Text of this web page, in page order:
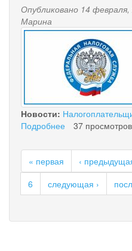
Опубликовано 14
Марина
nalog.jpg
Новости:
Подробнее
для
37 просмотров
« первая ‹
6
следующая ›